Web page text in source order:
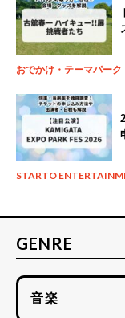
おでかけ・テーマパーク
STARTO
GENRE
音楽